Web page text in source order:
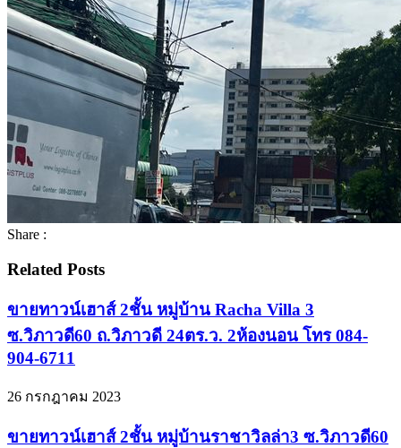
Share :
Related Posts
ขายทาวน์เฮาส์ 2ชั้น หมู่บ้าน Racha Villa 3
ซ.วิภาวดี60 ถ.วิภาวดี 24ตร.ว. 2ห้องนอน โทร 084-
904-6711
26 กรกฎาคม 2023
ขายทาวน์เฮาส์ 2ชั้น หมู่บ้านราชาวิลล่า3 ซ.วิภาวดี60